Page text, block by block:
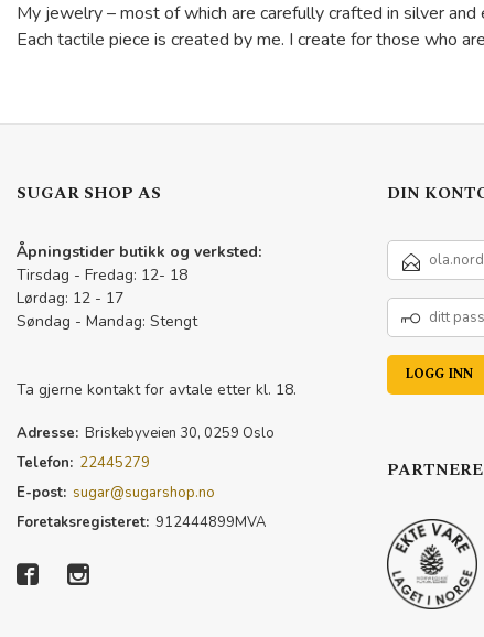
My jewelry – most of which are carefully crafted in silver
Each tactile piece is created by me. I create for those who
SUGAR SHOP AS
Åpningstider butikk og verksted:
Tirsdag - Fredag: 12- 18
Lørdag: 12 - 17
Søndag - Mandag: Stengt
Ta gjerne kontakt for avtale etter kl. 18.
Adresse: Briskebyveien 30, 0259 Oslo
Telefon: 22445279
E-post: sugar@sugarshop.no
Foretaksregisteret: 912444899MVA
DIN
E-
DITT
PASSORD
PARTNERE